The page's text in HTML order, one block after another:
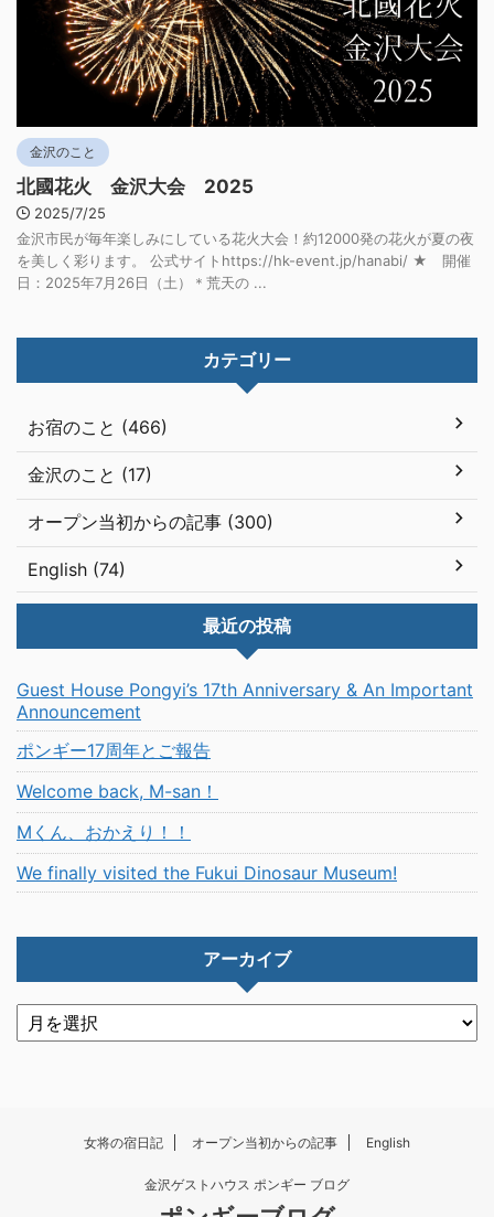
金沢のこと
北國花火 金沢大会 2025
2025/7/25
金沢市民が毎年楽しみにしている花火大会！約12000発の花火が夏の夜
を美しく彩ります。 公式サイトhttps://hk-event.jp/hanabi/ ★ 開催
日：2025年7月26日（土）＊荒天の ...
カテゴリー
お宿のこと (466)
金沢のこと (17)
オープン当初からの記事 (300)
English (74)
最近の投稿
Guest House Pongyi’s 17th Anniversary & An Important
Announcement
ポンギー17周年とご報告
Welcome back, M-san！
Mくん、おかえり！！
We finally visited the Fukui Dinosaur Museum!
アーカイブ
女将の宿日記 オープン当初からの記事 English
金沢ゲストハウス ポンギー ブログ